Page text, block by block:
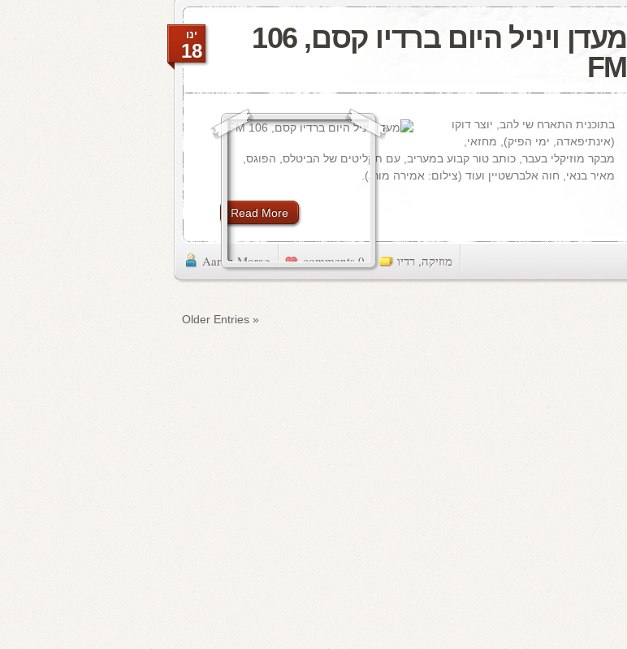
מעדן ויניל היום ברדיו קסם, 106
FM
ינו
18
בתוכנית התארח שי להב, יוצר דוקו
(אינתיפאדה, ימי הפיק), מחזאי,
מבקר מוזיקלי בעבר, כותב טור קבוע במעריב, עם תקליטים של הביטלס, הפוגס,
מאיר בנאי, חוה אלברשטיין ועוד (צילום: אמירה מורג).
Read More
Aaron Morag 0 comments מוזיקה, רדיו
« Older Entries